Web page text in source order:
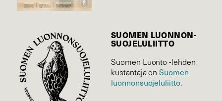
SUOMEN LUONNON­
SUOJELU­LIITTO
Suomen Luonto -lehden
kustantaja onSuomen
luonnonsuojelu­liitto.